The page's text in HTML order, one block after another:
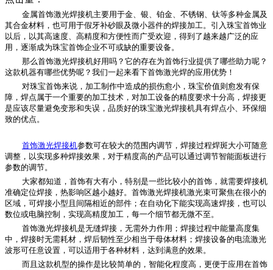
金属首饰激光焊接机主要用于金、银、铂金、不锈钢、钛等多种金属及
其合金材料，也可用于假牙补砂眼及微小器件的焊接加工。引入珠宝首饰业
以后，以其高速度、高精度和方便性而广受欢迎，得到了越来越广泛的应
用，逐渐成为珠宝首饰企业不可或缺的重要设备。
那么首饰激光焊接机好用吗？它的存在为首饰行业提供了哪些助力呢？
这款机器有哪些优势呢？我们一起来看下首饰激光焊的应用优势！
对珠宝首饰来说，加工制作中造成的损伤愈小，珠宝价值则愈发有保
障，焊点属于一个重要的加工技术，对加工设备的精度要求十分高，焊接更
是应该尽量避免变形和失误，品质好的珠宝激光焊接机具有焊点小、环保细
致的优点。
首饰激光焊接机参数可在较大的范围内调节，焊接过程焊斑大小可随意
调整，以实现多种焊接效果，对于精度高的产品可以通过调节智能面板进行
参数的调节。
大家都知道，首饰有大有小，特别是一些比较小的首饰，就需要焊接机
准确定位焊接，热影响区越小越好。首饰激光焊接机激光束可聚焦在很小的
区域，可焊接小型且间隔相近的部件；在自动化下能实现高速焊接，也可以
数位或电脑控制，实现高精度加工，每一个细节都无微不至。
首饰激光焊接机是无缝焊接，无需外力作用；焊接过程中能量高度集
中，焊接时无需耗材，焊后韧性至少相当于母体材料；焊接设备的电流激光
波形可任意设置，可以适用于各种材料，达到满意的效果。
而且这款机型的操作是比较简单的，智能化程度高，更便于应用在首饰